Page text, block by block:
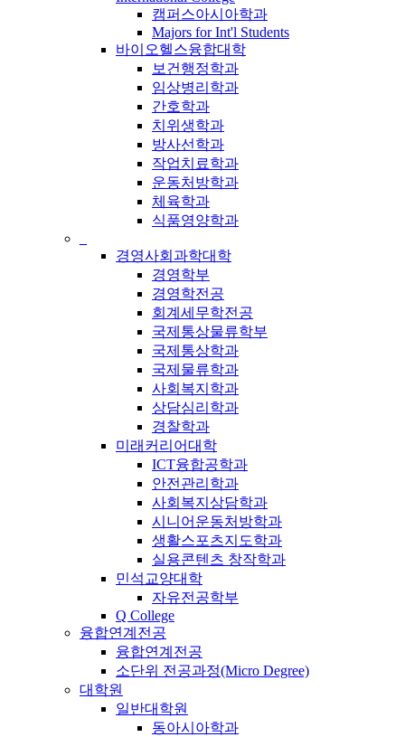
캠퍼스아시아학과
Majors for Int'l Students
바이오헬스융합대학
보건행정학과
임상병리학과
간호학과
치위생학과
방사선학과
작업치료학과
운동처방학과
체육학과
식품영양학과
경영사회과학대학
경영학부
경영학전공
회계세무학전공
국제통상물류학부
국제통상학과
국제물류학과
사회복지학과
상담심리학과
경찰학과
미래커리어대학
ICT융합공학과
안전관리학과
사회복지상담학과
시니어운동처방학과
생활스포츠지도학과
실용콘텐츠 창작학과
민석교양대학
자유전공학부
Q College
융합연계전공
융합연계전공
소단위 전공과정(Micro Degree)
대학원
일반대학원
동아시아학과